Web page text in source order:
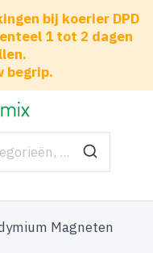
bij koerier DPD
1 tot 2 dagen
begrip.
Magneten